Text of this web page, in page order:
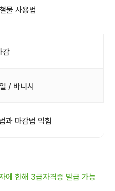
물 사용법
감
/ 바니시
과 마감법 익힘
에 한해 3급자격증 발급 가능